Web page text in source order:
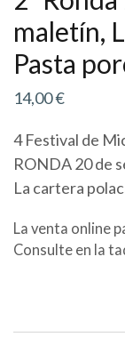
maletín,
Pasta
14,00€
4 Festival de
RONDA 20 de
La cartera
La venta online
Consulte en la